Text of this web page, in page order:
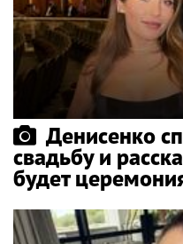
Денисенко
свадьбу и
будет